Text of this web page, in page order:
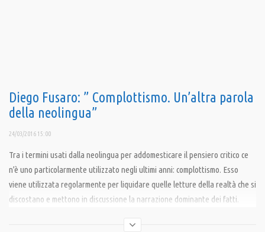
Diego Fusaro: ” Complottismo. Un’altra parola
della neolingua”
24/03/2016 15:00
Tra i termini usati dalla neolingua per addomesticare il pensiero critico ce
n’è uno particolarmente utilizzato negli ultimi anni: complottismo. Esso
viene utilizzata regolarmente per liquidare quelle letture della realtà che si
discostano e mettono in discussione la narrazione dominante dei fatti.
https://www.facebook.com/diegofusarofilosofo